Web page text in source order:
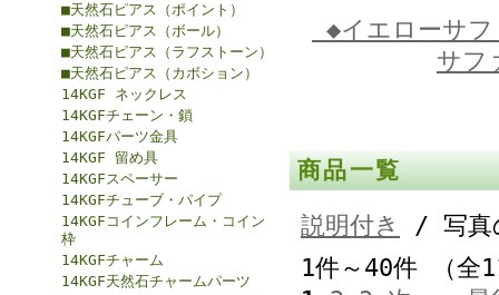
■天然石ピアス（ポイント）
■天然石ピアス（ボール）
■天然石ピアス（ラフストーン）
■天然石ピアス（カボション）
14KGF ネックレス
14KGFチェーン・鎖
14KGFパーツ金具
14KGF 留め具
14KGFスペーサー
14KGFチューブ・パイプ
14KGFコインフレーム・コイン
枠
14KGFチャーム
14KGF天然石チャームパーツ
◆イエローサ
サ
商品一覧
説明付き
/ 写真
1件～40件 （